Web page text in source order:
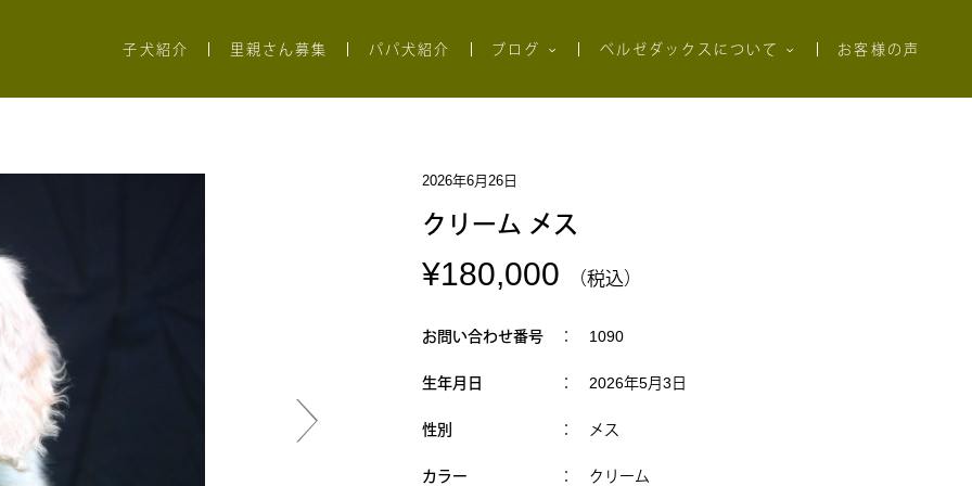
子犬紹介 里親さん募集 パパ犬紹介 ブログ ベルゼダックスについて お客様の声
2026年6月26日
クリーム メス
¥180,000 （税込）
お問い合わせ番号 ： 1090
生年月日 ： 2026年5月3日
性別 ： メス
カラー ： クリーム